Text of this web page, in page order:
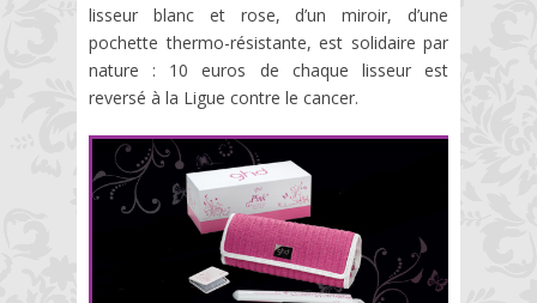
lisseur blanc et rose, d’un miroir, d’une
pochette thermo-résistante, est solidaire par
nature : 10 euros de chaque lisseur est
reversé à la Ligue contre le cancer.